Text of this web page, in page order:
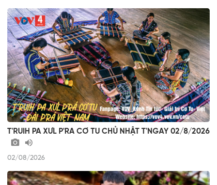
T'RUIH PA XƯL P'RA CƠ TU CHỦ NHẬT T'NGAY 02/8/2026
02/08/2026